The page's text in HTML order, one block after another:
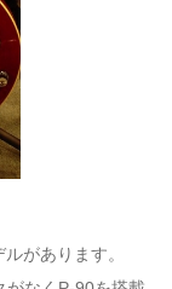
があります。